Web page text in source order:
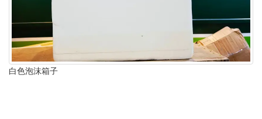
白色泡沫箱子